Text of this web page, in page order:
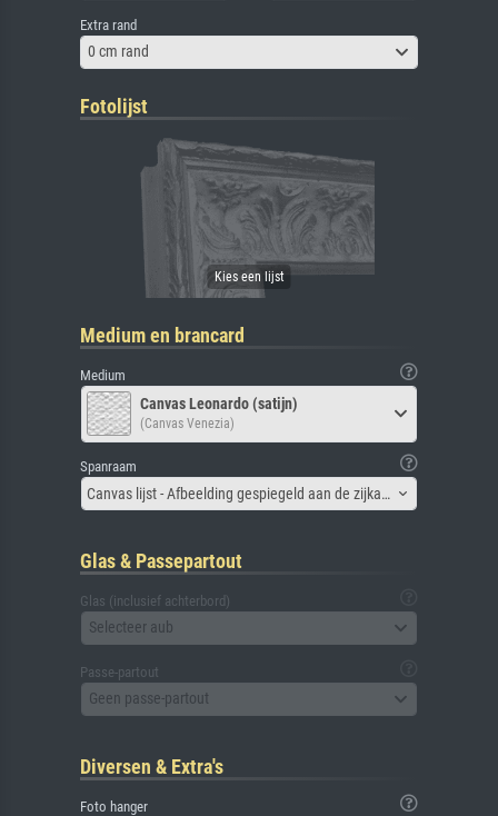
Extra rand
0 cm rand
Fotolijst
Medium en brancard
Medium
Canvas Leonardo (satijn)
(Canvas Venezia)
Spanraam
Canvas lijst - Afbeelding gespiegeld aan de zijkant
Glas & Passepartout
Glas (inclusief achterbord)
Selecteer aub
Passe-partout
Geen passe-partout
Diversen & Extra's
Foto hanger